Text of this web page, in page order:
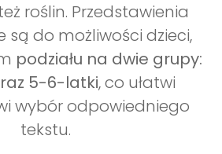
roślin. Przedstawienia
są do możliwości dzieci,
podziału na dwie grupy:
5-6-latki, co ułatwi
wybór odpowiedniego
tekstu.